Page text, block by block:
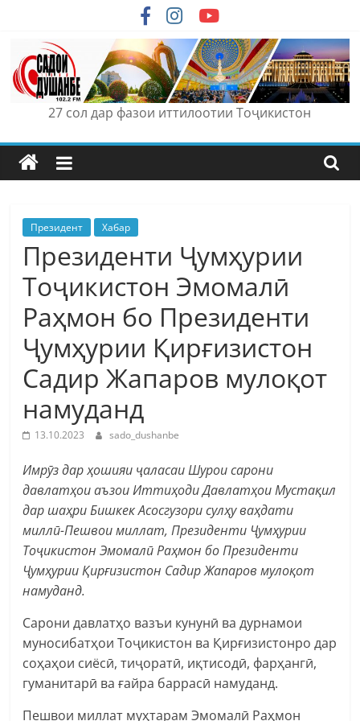
content
27 сол дар фазои иттилоотии Тоҷикистон
Президент Хабар
Президенти Ҷумҳурии
Тоҷикистон Эмомалӣ
Раҳмон бо Президенти
Ҷумҳурии Қирғизистон
Садир Жапаров мулоқот
намуданд
13.10.2023 sado_dushanbe
Имрӯз дар ҳошияи ҷаласаи Шурои сарони
давлатҳои аъзои Иттиҳоди Давлатҳои Мустақил
дар шаҳри Бишкек Асосгузори сулҳу ваҳдати
миллӣ-Пешвои миллат, Президенти Ҷумҳурии
Тоҷикистон Эмомалӣ Раҳмон бо Президенти
Ҷумҳурии Қирғизистон Садир Жапаров мулоқот
намуданд.
Сарони давлатҳо вазъи кунунӣ ва дурнамои
муносибатҳои Тоҷикистон ва Қирғизистонро дар
соҳаҳои сиёсӣ, тиҷоратӣ, иқтисодӣ, фарҳангӣ,
гуманитарӣ ва ғайра баррасӣ намуданд.
Пешвои миллат муҳтарам Эмомалӣ Раҳмон